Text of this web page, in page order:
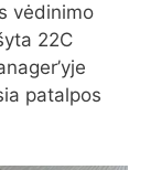
vėdinimo
22C
patalpos